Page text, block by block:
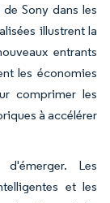
Sony dans les
illustrent la
entrants
les économies
comprimer les
à accélérer
Les
et les